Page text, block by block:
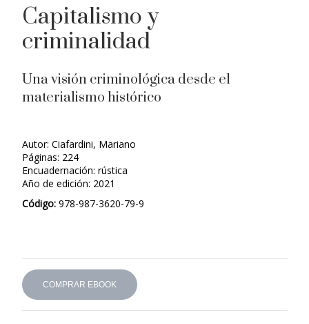
Capitalismo y
criminalidad
Una visión criminológica desde el
materialismo histórico
Autor: Ciafardini, Mariano
Páginas: 224
Encuadernación: rústica
Año de edición: 2021
Código: 978-987-3620-79-9
COMPRAR EBOOK